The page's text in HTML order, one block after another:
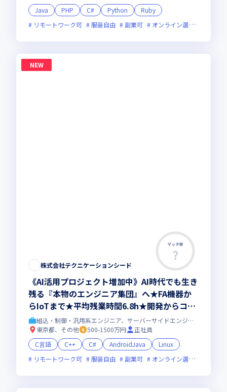
Java
PHP C# Python
Ruby
リモートワーク可
服装自由 副業可 オンライン選考可
NEW
マッチ率
株式会社テクニケーションシード
《AI活用プロジェクト増加中》AI時代でも生き
残る『本物のエンジニア集団』へ★FA機器か
らIoTまで★平均残業時間6.8h★開発からコン
サル領域まで、一気通貫でキャリアを作りたい
あなたにオススメの環境です！
組込・制御・汎用系エンジニア、サーバーサイドエンジニア
東京都、その他
500-1500万円
正社員
C言語
C++ C# AndroidJava
Linux
リモートワーク可
服装自由 副業可 オンライン選考可